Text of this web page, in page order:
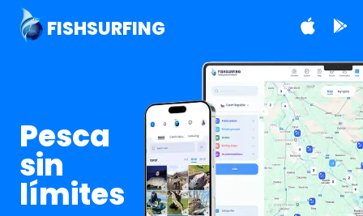
FISHSURFING
Pesca
sin
límites